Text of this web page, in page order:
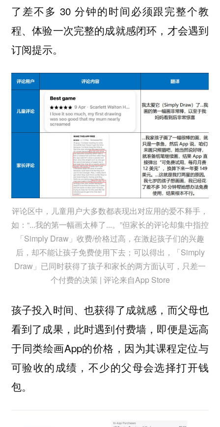
了差不多 30 分钟的时间必须跟完整个教
程、体验一次完整的成就感闭环，才会遇到
订阅提示。
评论区中，儿童用户大多数都表现出对应用的爱不释手，
如：“...我的第一幅画太棒了...。”但家长的评论却集中指控
「Simply Draw」收费/价格过高，在激起孩子们的兴趣
后，却不能让孩子免费使用下去；可以得出，「Simply
Draw」已同时获得了孩子和家长的两方面认可，只差一
个付费的决策 | 评论来自App Store
孩子投入时间、也获得了成就感，而父母也
看到了成果，此时遇到付费墙，即便是远高
于同类绘画App的价格，因为其课程定位与
可验收的成绩，不少的父母会选择打开钱
包。